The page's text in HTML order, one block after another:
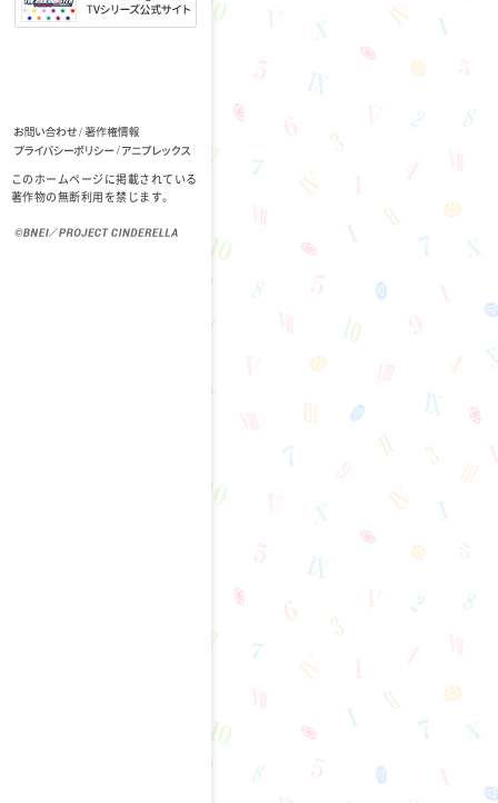
このホームページに掲載されている
著作物の無断利用を禁じます。